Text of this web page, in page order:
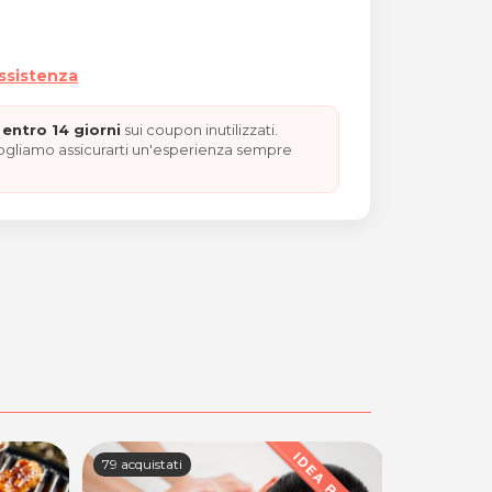
14 giorni sui coupon inutilizzati.
assicurarti un'esperienza sempre
79 acquistati